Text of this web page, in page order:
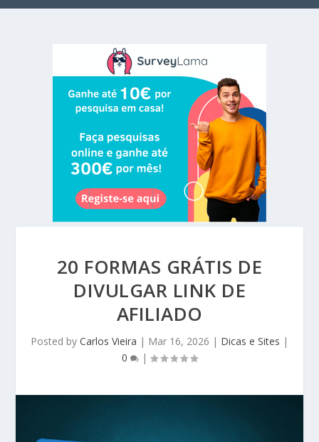
20 FORMAS GRÁTIS DE
DIVULGAR LINK DE
AFILIADO
Posted by Carlos Vieira | Mar 16, 2026 | Dicas e Sites |
0
|